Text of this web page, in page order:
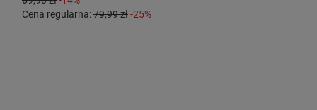
Cena regularna:79,99 zł-25%